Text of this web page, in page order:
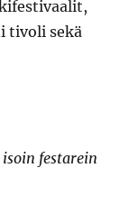
tivoli sekä
festarein